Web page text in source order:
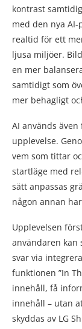
kontrast
med den nya
realtid för ett
ljusa miljöer.
en mer
samtidigt som
mer behagligt
AI används
upplevelse.
vem som tittar
startläge med
sätt anpassas
någon annan
Upplevelsen
användaren kan
svar via
funktionen ”In
innehåll, få
innehåll – utan
skyddas av LG